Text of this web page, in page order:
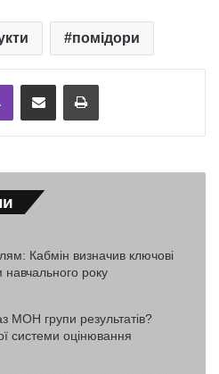
помідори
Viber Надіслати електронною поштоюНадрукувати
Кабмін визначив ключові
року
МОН групи результатів?
системи оцінювання